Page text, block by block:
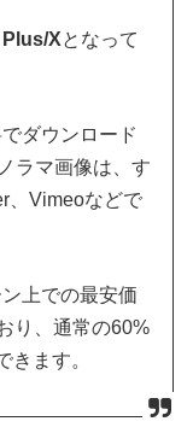
Xとなって
ダウンロード
ラマ画像は、す
、Vimeoなどで
上での最安価
り、通常の60%
ます。